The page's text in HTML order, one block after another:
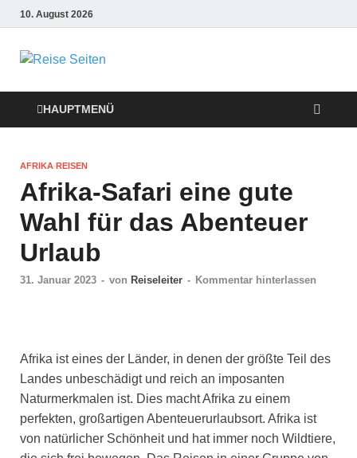
10. August 2026
Die besten
Reise-Webseiten
Reiseplanung
HAUPTMENÜ
AFRIKA REISEN
Afrika-Safari eine gute
Wahl für das Abenteuer
Urlaub
31. Januar 2023 - von Reiseleiter - Kommentar hinterlassen
Afrika ist eines der Länder, in denen der größte Teil des
Landes unbeschädigt und reich an imposanten
Naturmerkmalen ist. Dies macht Afrika zu einem
perfekten, großartigen Abenteuerurlaubsort. Afrika ist
von natürlicher Schönheit und hat immer noch Wildtiere,